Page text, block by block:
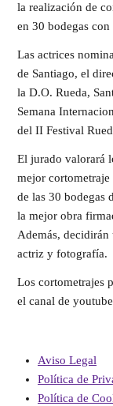
la realización de
en 30 bodegas
Las actrices
de Santiago, el
la D.O. Rueda,
Semana
del II Festival
El jurado valorará
mejor
de las 30 bodegas
la mejor obra
Además, decidirán
actriz y fotografía.
Los cortometrajes
el canal de
Aviso Legal
Política de
Política de